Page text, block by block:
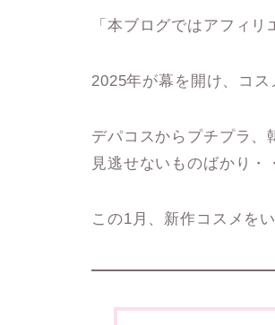
「本ブログではアフィリ
2025年が幕を開け、コ
デパコスからプチプラ、
見逃せないものばかり・
この1月、新作コスメを